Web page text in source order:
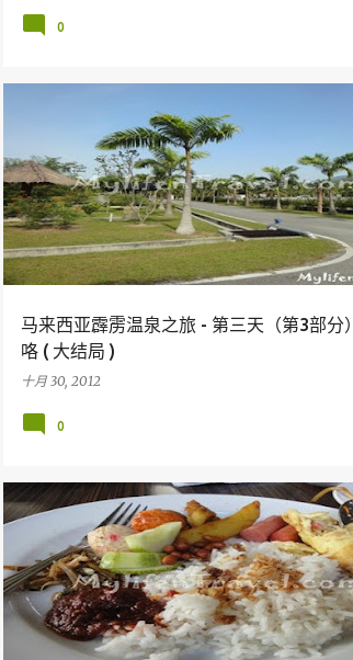
0
马来西亚霹雳温泉之旅 - 第三天（第3部分
咯 ( 大结局 )
十月 30, 2012
马来西亚旅游胜地
0
假期 旅行 马来西亚旅游胜地 美食 PERAK